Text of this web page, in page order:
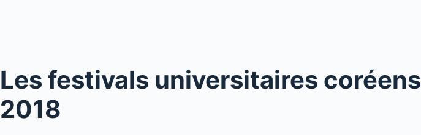
Les festivals universitaires coréens
2018